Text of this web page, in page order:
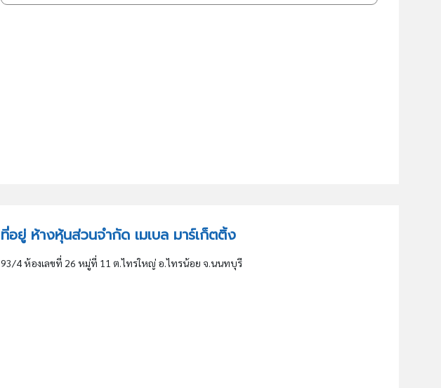
ที่อยู่ ห้างหุ้นส่วนจำกัด เมเบล มาร์เก็ตติ้ง
93/4 ห้องเลขที่ 26 หมู่ที่ 11 ต.ไทรใหญ่ อ.ไทรน้อย จ.นนทบุรี